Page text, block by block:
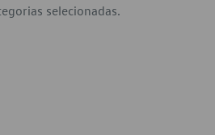
selecionadas.